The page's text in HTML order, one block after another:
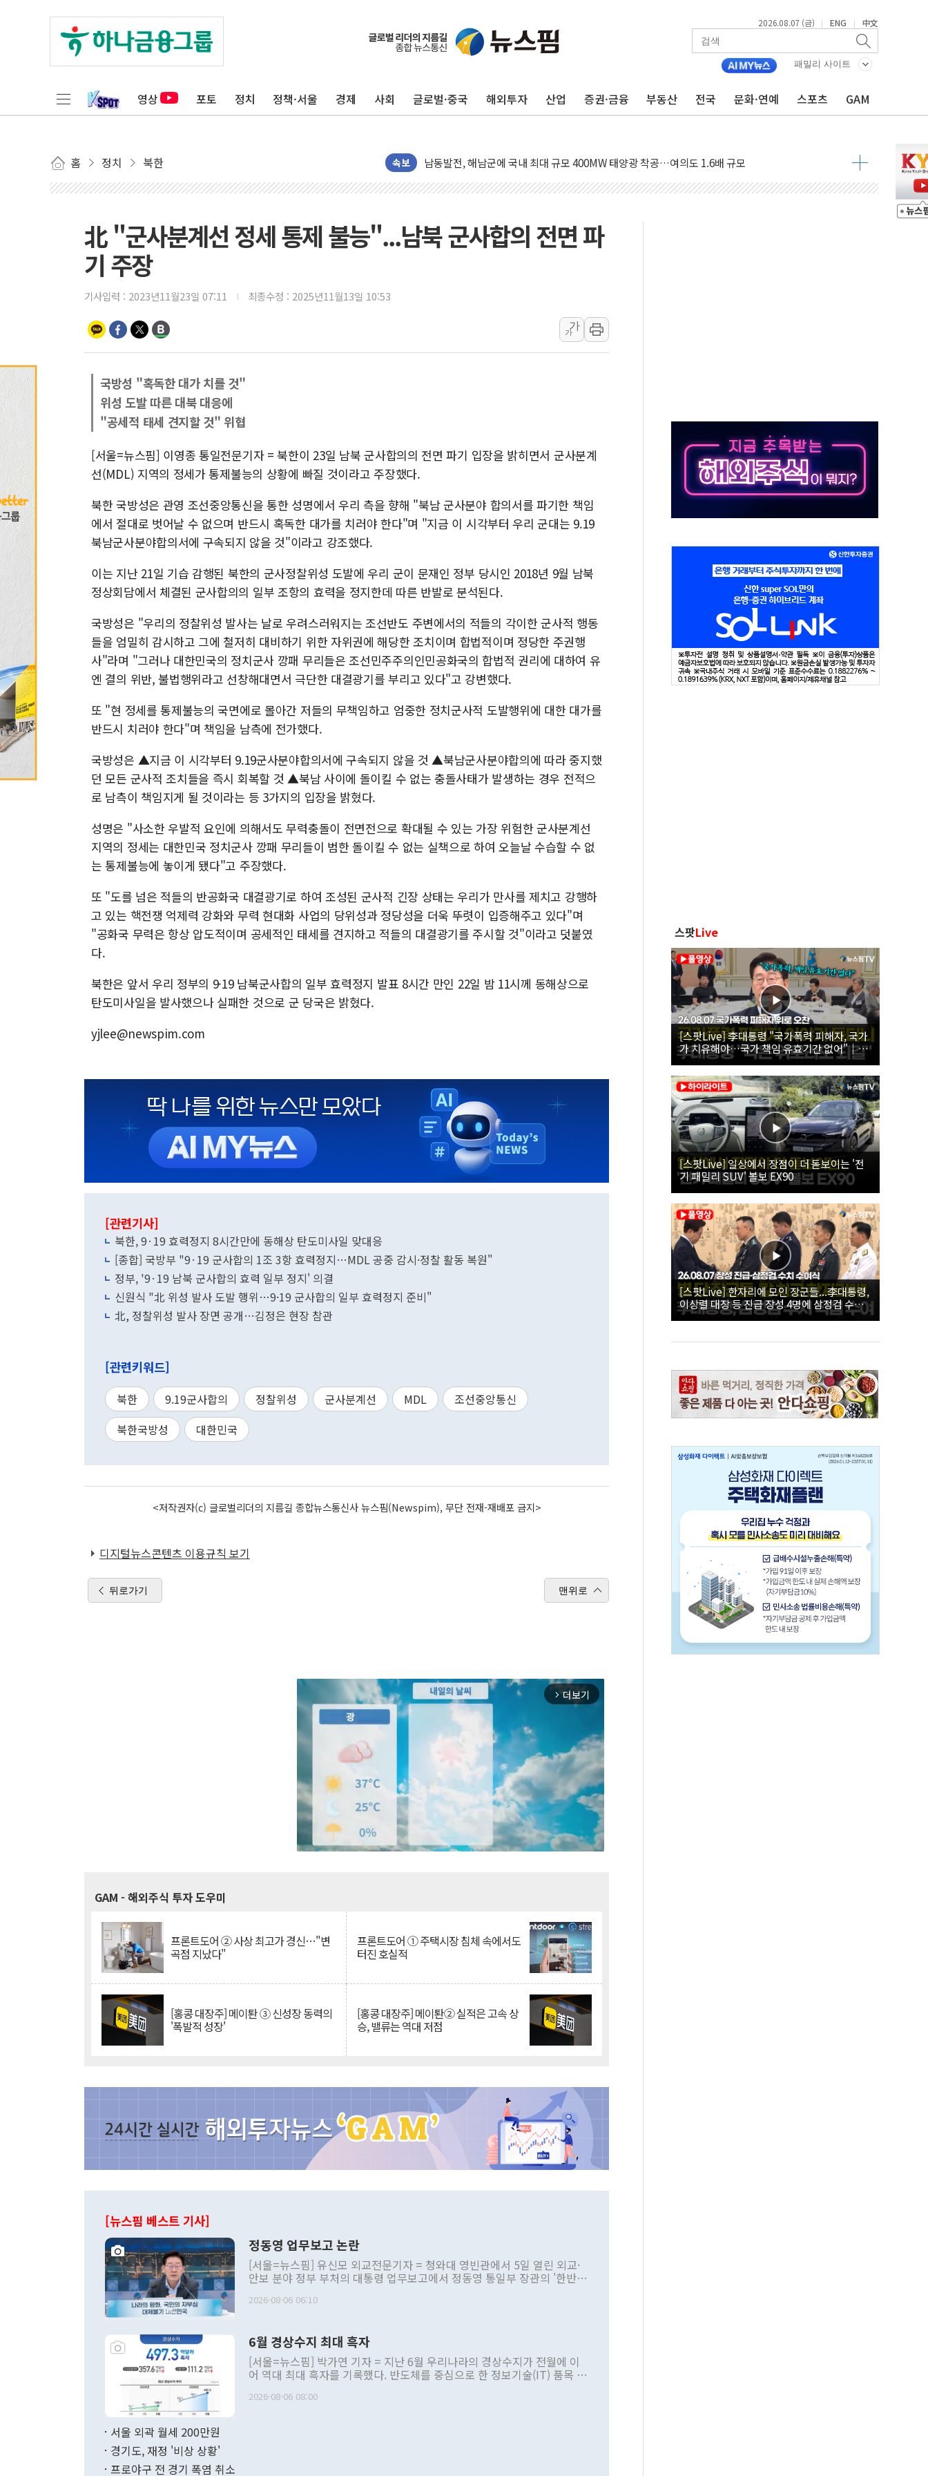
2026.08.07 (금) | ENG | 中文
패밀리 사이트
영상 포토 정치 정책·서울 경제 사회 글로벌·중국 해외투자 산업 증권·금융 부동산 전국 문화·연예 스포츠 GAM
홈 정치 북한 속보
[사진] 빈살만과 에르도안의 만남
남동발전, 해남군에 국내 최대 규모 400MW 태양광 착공…여의도 1.6배 규모
[인도증시] 중동 불안 속 유가 상승에 소폭 하락...금융주 낙폭 커
폭염 누그러지고 가뭄 숙지나...경북동해안권 8~9일 최대 100mm 호우
사우디·튀르키예·파키스탄, '공동방위협정' 체결… 수니파 국가들의 새 안보 협력 구도
[코인시황] 비트코인 6만4000달러대 횡보…고래·ETF 매수에도 고유가·금리·입법 지연 '삼중 부담'
[베트남 증시] 유동성 부진 지속, 강보합 마감...석유·가스주 올랐지만 빈그룹이 상쇄
포스코홀딩스, 포스코인터·DX 지분 일부 매각
40.2도 찍은 서울 등 폭염중대경보 해제…누적 온열질환자 2872명
"文정부 악몽 재현 안돼"...李 부동산 세제안에 與 내부서 '총선·대선 직격탄' 우려
北 "군사분계선 정세 통제 불능"...남북 군사합의 전면 파
기 주장
기사입력 : 2023년11월23일 07:11 최종수정 : 2025년11월13일 10:53
가
가
국방성 "혹독한 대가 치를 것"
위성 도발 따른 대북 대응에
"공세적 태세 견지할 것" 위협
[서울=뉴스핌] 이영종 통일전문기자 = 북한이 23일 남북 군사합의의 전면 파기 입장을 밝히면서 군사분계
선(MDL) 지역의 정세가 통제불능의 상황에 빠질 것이라고 주장했다.
북한 국방성은 관영 조선중앙통신을 통한 성명에서 우리 측을 향해 "북남 군사분야 합의서를 파기한 책임
에서 절대로 벗어날 수 없으며 반드시 혹독한 대가를 치러야 한다"며 "지금 이 시각부터 우리 군대는 9.19
북남군사분야합의서에 구속되지 않을 것"이라고 강조했다.
이는 지난 21일 기습 감행된 북한의 군사정찰위성 도발에 우리 군이 문재인 정부 당시인 2018년 9월 남북
정상회담에서 체결된 군사합의의 일부 조항의 효력을 정지한데 따른 반발로 분석된다.
국방성은 "우리의 정찰위성 발사는 날로 우려스러워지는 조선반도 주변에서의 적들의 각이한 군사적 행동
들을 엄밀히 감시하고 그에 철저히 대비하기 위한 자위권에 해당한 조치이며 합법적이며 정당한 주권행
사"라며 "그러나 대한민국의 정치군사 깡패 무리들은 조선민주주의인민공화국의 합법적 권리에 대하여 유
엔 결의 위반, 불법행위라고 선창해대면서 극단한 대결광기를 부리고 있다"고 강변했다.
또 "현 정세를 통제불능의 국면에로 몰아간 저들의 무책임하고 엄중한 정치군사적 도발행위에 대한 대가를
반드시 치러야 한다"며 책임을 남측에 전가했다.
국방성은 ▲지금 이 시각부터 9.19군사분야합의서에 구속되지 않을 것 ▲북남군사분야합의에 따라 중지했
던 모든 군사적 조치들을 즉시 회복할 것 ▲북남 사이에 돌이킬 수 없는 충돌사태가 발생하는 경우 전적으
로 남측이 책임지게 될 것이라는 등 3가지의 입장을 밝혔다.
성명은 "사소한 우발적 요인에 의해서도 무력충돌이 전면전으로 확대될 수 있는 가장 위험한 군사분계선
지역의 정세는 대한민국 정치군사 깡패 무리들이 범한 돌이킬 수 없는 실책으로 하여 오늘날 수습할 수 없
는 통제불능에 놓이게 됐다"고 주장했다.
또 "도를 넘은 적들의 반공화국 대결광기로 하여 조성된 군사적 긴장 상태는 우리가 만사를 제치고 강행하
고 있는 핵전쟁 억제력 강화와 무력 현대화 사업의 당위성과 정당성을 더욱 뚜렷이 입증해주고 있다"며
"공화국 무력은 항상 압도적이며 공세적인 태세를 견지하고 적들의 대결광기를 주시할 것"이라고 덧붙였
다.
북한은 앞서 우리 정부의 9·19 남북군사합의 일부 효력정지 발표 8시간 만인 22일 밤 11시께 동해상으로
탄도미사일을 발사했으나 실패한 것으로 군 당국은 밝혔다.
yjlee@newspim.com
[관련기사]
북한, 9·19 효력정지 8시간만에 동해상 탄도미사일 맞대응
[종합] 국방부 "9·19 군사합의 1조 3항 효력정지…MDL 공중 감시·정찰 활동 복원"
정부, '9·19 남북 군사합의 효력 일부 정지' 의결
신원식 "北 위성 발사 도발 행위…9·19 군사합의 일부 효력정지 준비"
北, 정찰위성 발사 장면 공개…김정은 현장 참관
[관련키워드]
북한 9.19군사합의 정찰위성 군사분계선 MDL
조선중앙통신
북한국방성
대한민국
<저작권자(c) 글로벌리더의 지름길 종합뉴스통신사 뉴스핌(Newspim), 무단 전재-재배포 금지>
디지털뉴스콘텐츠 이용규칙 보기
뒤로가기 맨위로
arrow_forward_ios 더보기
GAM - 해외주식 투자 도우미
프론트도어 ② 사상 최고가 경신…"변
곡점 지났다"
프론트도어 ① 주택시장 침체 속에서도
터진 호실적
[홍콩 대장주] 메이퇀 ③ 신성장 동력의
'폭발적 성장'
[홍콩 대장주] 메이퇀② 실적은 고속 상
승, 밸류는 역대 저점
[뉴스핌 베스트 기사]
정동영 업무보고 논란
[서울=뉴스핌] 유신모 외교전문기자 = 청와대 영빈관에서 5일 열린 외교·
안보 분야 정부 부처의 대통령 업무보고에서 정동영 통일부 장관의 '한반도
발언 중에는 정부 내 조율을 거치지 않은 사안을 정책으로 추진하겠다고 공
주의적 희망에 근거한 비현실적 구상'이라는 비판을 내놨다. 그동안 정 장
관의 대북 정책 관련 발언이 물의를 빚은 적은 여러 번 있지만 대통령과 유
관 부처 장관이 공개적으로 부정적 입장을 표명한 것은 이례적이다. 정 장
관의 무리한 대북 접근법과 월권을 제어해야 한다는 목소리도 높아지고 있
다. [정동영 통일부 장관이 지난달 23일 오후 서울 종로구 정부서울청사에
2026-08-06 06:10
6월 경상수지 최대 흑자
[서울=뉴스핌] 박가연 기자 = 지난 6월 우리나라의 경상수지가 전월에 이
어 역대 최대 흑자를 기록했다. 반도체를 중심으로 한 정보기술(IT) 품목 수
료=한국은행] 한국은행이 6일 발표한 '2026년 6월 국제수지(잠정)'에 따르
2026-08-06 08:00
서울 외곽 월세 200만원
경기도, 재정 '비상 상황'
프로야구 전 경기 폭염 취소
스팟Live
[스팟Live] 李대통령 "국가폭력 피해자, 국가
가 치유해야…국가 책임 유효기간 없어"｜
26.08.07 국가폭력 피해자 위로 오찬
[스팟Live] 일상에서 장점이 더 돋보이는 '전
기 패밀리 SUV' 볼보 EX90
[스팟Live] 한자리에 모인 장군들...李대통령,
이상렬 대장 등 진급 장성 4명에 삼정검 수치
직접 수여｜26.08.07 장성 진급·삼정검 수치